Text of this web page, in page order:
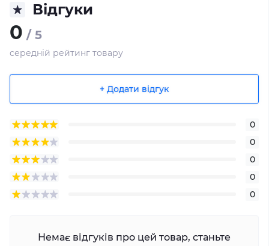
Відгуки
0 / 5
середній рейтинг товару
+ Додати відгук
0
0
0
0
0
Немає відгуків про цей товар, станьте